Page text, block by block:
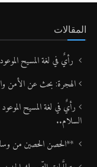
المقالات
رأيٌ في لغة المسيح
الهجرة: بحث عن الأمن
السلام..
**الحصن الحصين من